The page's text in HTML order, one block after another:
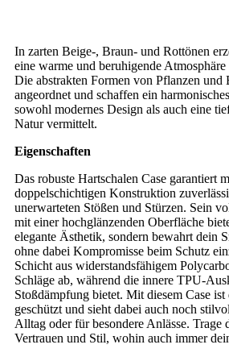
In zarten Beige-, Braun- und Rottönen
eine warme und beruhigende
Die abstrakten Formen von Pflanzen und
angeordnet und schaffen ein
sowohl modernes Design als auch eine
Natur vermittelt.
Eigenschaften
Das robuste Hartschalen Case garantiert
doppelschichtigen Konstruktion
unerwarteten Stößen und Stürzen. Sein
mit einer hochglänzenden Oberfläche
elegante Ästhetik, sondern bewahrt dein
ohne dabei Kompromisse beim Schutz
Schicht aus widerstandsfähigem
Schläge ab, während die innere TPU-
Stoßdämpfung bietet. Mit diesem Case
geschützt und sieht dabei auch noch
Alltag oder für besondere Anlässe. Trage
Vertrauen und Stil, wohin auch immer